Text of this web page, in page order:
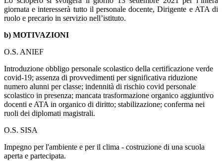
giornata e interesserà tutto il personale docente, Dirigente e ATA di
ruolo e precario in servizio nell’istituto.
b) MOTIVAZIONI
O.S. ANIEF
Introduzione obbligo personale scolastico della certificazione verde
covid-19; assenza di provvedimenti per significativa riduzione
numero alunni per classe; indennità di rischio covid personale
scolastico in presenza; mancata trasformazione organico aggiuntivo
docenti e ATA in organico di diritto; stabilizazione; conferma nei
ruoli dei diplomati magistrali.
O.S. SISA
Impegno per l'ambiente e per il clima - costruzione di una scuola
aperta e partecipata.